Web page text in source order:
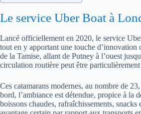
Le service Uber Boat à
Lancé officiellement en 2020, le service
tout en y apportant une touche
de la Tamise, allant de Putney à l’ouest
circulation routière peut être particulièrement
Ces catamarans modernes, au nombre de
bord, l’ambiance est détendue, propice à la
boissons chaudes, rafraîchissements,